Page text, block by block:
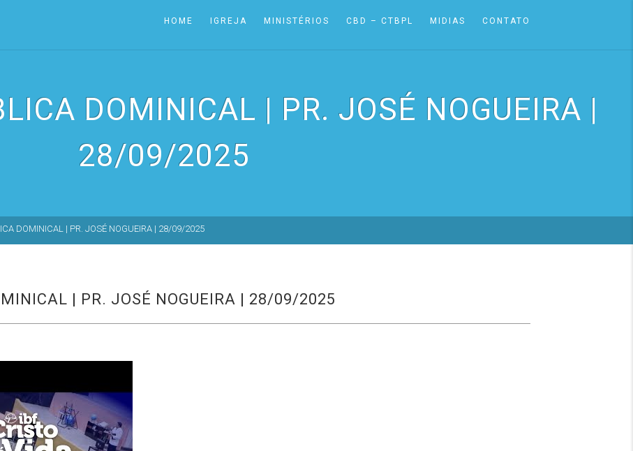
HOME IGREJA MINISTÉRIOS CBD – CTBPL MIDIAS CONTATO
DOMINICAL | PR. JOSÉ NOGUEIRA |
28/09/2025
DOMINICAL | PR. JOSÉ NOGUEIRA | 28/09/2025
| PR. JOSÉ NOGUEIRA | 28/09/2025